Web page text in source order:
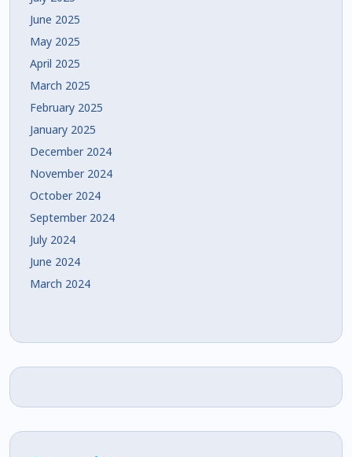
June 2025
May 2025
April 2025
March 2025
February 2025
January 2025
December 2024
November 2024
October 2024
September 2024
July 2024
June 2024
March 2024